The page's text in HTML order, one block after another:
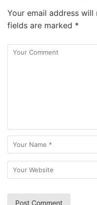
Your email address will
fields are marked *